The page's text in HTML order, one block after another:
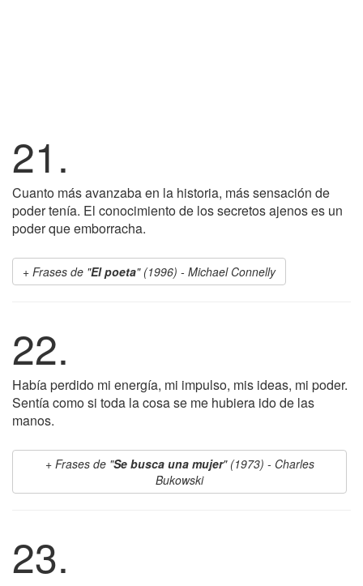
21.
Cuanto más avanzaba en la historia, más sensación de
poder tenía. El conocimiento de los secretos ajenos es un
poder que emborracha.
Frases de "El poeta" (1996) - Michael Connelly
22.
Había perdido mi energía, mi impulso, mis ideas, mi poder.
Sentía como si toda la cosa se me hubiera ido de las
manos.
Frases de "Se busca una mujer" (1973) - Charles
Bukowski
23.